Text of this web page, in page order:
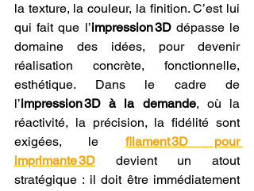
la texture, la couleur, la finition. C’est lui
qui fait que l’impression 3D dépasse le
domaine des idées, pour devenir
réalisation concrète, fonctionnelle,
esthétique. Dans le cadre de
l’impression 3D à la demande, où la
réactivité, la précision, la fidélité sont
exigées, le filament 3D pour
imprimante 3D devient un atout
stratégique : il doit être immédiatement